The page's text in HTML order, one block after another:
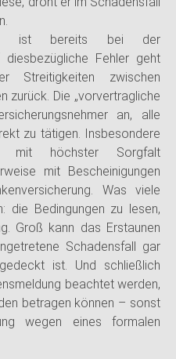
ist bereits bei der
Fehler geht
zwischen
zurück. Die „vorvertragliche
an, alle
zu tätigen. Insbesondere
mit höchster Sorgfalt
mit Bescheinigungen
Was viele
die Bedingungen zu lesen,
Groß kann das Erstaunen
Schadensfall gar
ist. Und schließlich
beachtet werden,
betragen können – sonst
wegen eines formalen